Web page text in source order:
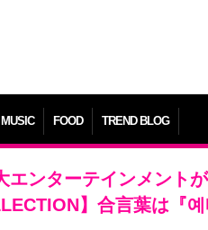
MUSIC FOOD TREND BLOG
ンターテインメント
】合言葉は『